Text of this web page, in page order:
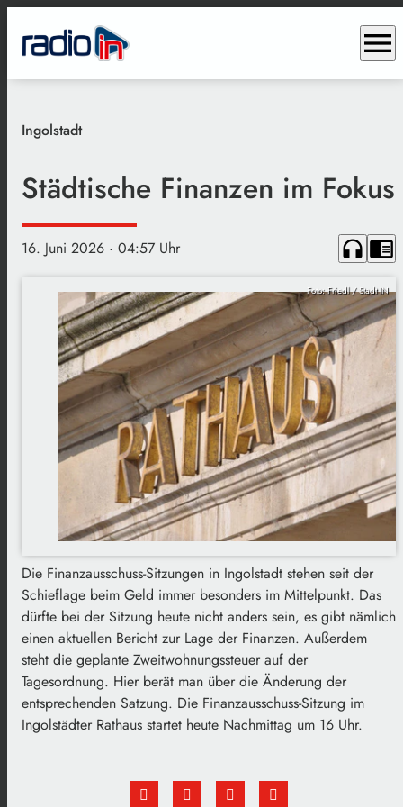
menu
Ingolstadt
Städtische Finanzen im Fokus
16. Juni 2026 · 04:57 Uhr headphones chrome_reader_mode
Foto: Friedl / Stadt IN
Die Finanzausschuss-Sitzungen in Ingolstadt stehen seit der
Schieflage beim Geld immer besonders im Mittelpunkt. Das
dürfte bei der Sitzung heute nicht anders sein, es gibt nämlich
einen aktuellen Bericht zur Lage der Finanzen. Außerdem
steht die geplante Zweitwohnungssteuer auf der
Tagesordnung. Hier berät man über die Änderung der
entsprechenden Satzung. Die Finanzausschuss-Sitzung im
Ingolstädter Rathaus startet heute Nachmittag um 16 Uhr.